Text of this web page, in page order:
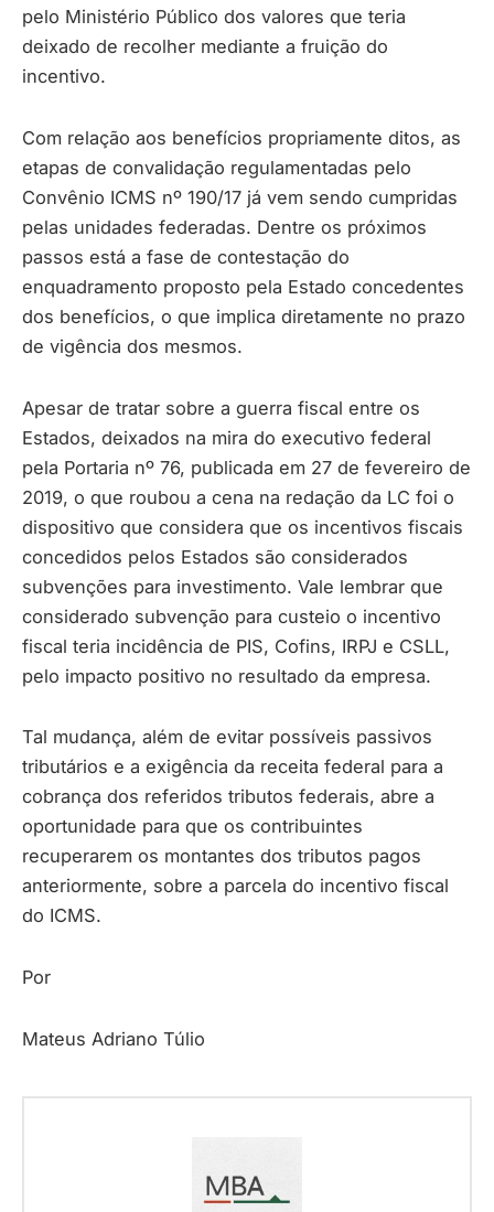
pelo Ministério Público dos valores que teria
deixado de recolher mediante a fruição do
incentivo.
Com relação aos benefícios propriamente ditos, as
etapas de convalidação regulamentadas pelo
Convênio ICMS nº 190/17 já vem sendo cumpridas
pelas unidades federadas. Dentre os próximos
passos está a fase de contestação do
enquadramento proposto pela Estado concedentes
dos benefícios, o que implica diretamente no prazo
de vigência dos mesmos.
Apesar de tratar sobre a guerra fiscal entre os
Estados, deixados na mira do executivo federal
pela Portaria nº 76, publicada em 27 de fevereiro de
2019, o que roubou a cena na redação da LC foi o
dispositivo que considera que os incentivos fiscais
concedidos pelos Estados são considerados
subvenções para investimento. Vale lembrar que
considerado subvenção para custeio o incentivo
fiscal teria incidência de PIS, Cofins, IRPJ e CSLL,
pelo impacto positivo no resultado da empresa.
Tal mudança, além de evitar possíveis passivos
tributários e a exigência da receita federal para a
cobrança dos referidos tributos federais, abre a
oportunidade para que os contribuintes
recuperarem os montantes dos tributos pagos
anteriormente, sobre a parcela do incentivo fiscal
do ICMS.
Por
Mateus Adriano Túlio